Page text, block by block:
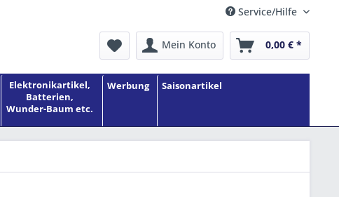
Service/Hilfe
Mein Konto 0,00 € *
Elektronikartikel,
Batterien,
Wunder-Baum etc.
Werbung Saisonartikel